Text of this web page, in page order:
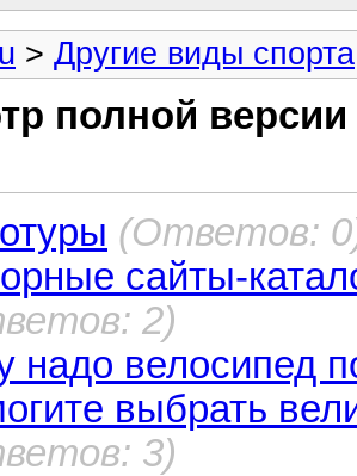
> Другие виды спорта
полной
(Ответов:
сайты-
2)
надо велосипед
выбрать
3)